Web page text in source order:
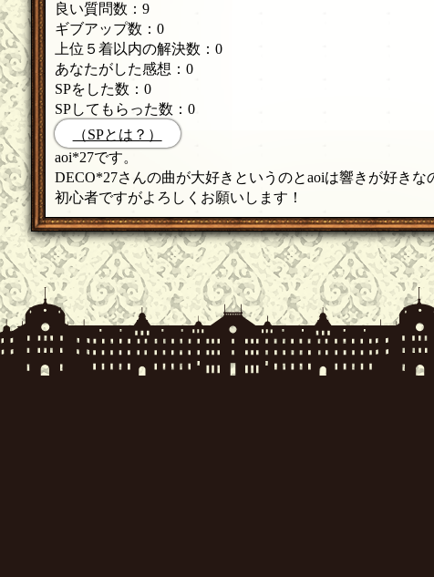
良い質問数：9
ギブアップ数：0
上位５着以内の解決数：0
あなたがした感想：0
SPをした数：0
SPしてもらった数：0
（SPとは？）
aoi*27です。
DECO*27さんの曲が大好きというのとaoiは響きが好きな
初心者ですがよろしくお願いします！